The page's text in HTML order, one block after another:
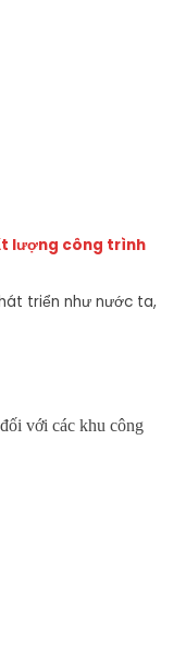
lượng công trình
triển như nước ta,